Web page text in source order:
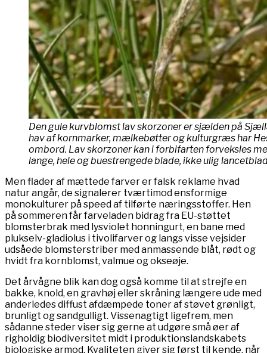
Den gule kurvblomst lav skorzoner er sjælden på
hav af kornmarker, mælkebøtter og kulturgræs har
ombord. Lav skorzoner kan i forbifarten forveksles
lange, hele og buestrengede blade, ikke ulig
Men flader af mættede farver er falsk reklame hvad
natur angår, de signalerer tværtimod ensformige
monokulturer på speed af tilførte næringsstoffer. Hen
på sommeren får farveladen bidrag fra EU-støttet
blomsterbrak med lysviolet honningurt, en bane med
plukselv-gladiolus i tivolifarver og langs visse vejsider
udsåede blomsterstriber med anmassende blåt, rødt og
hvidt fra kornblomst, valmue og okseøje.
Det årvågne blik kan dog også komme til at strejfe en
bakke, knold, en gravhøj eller skråning længere ude med
anderledes diffust afdæmpede toner af støvet grønligt,
brunligt og sandgulligt. Vissenagtigt ligefrem, men
sådanne steder viser sig gerne at udgøre små øer af
righoldig biodiversitet midt i produktionslandskabets
biologiske armod. Kvaliteten giver sig først til kende, når